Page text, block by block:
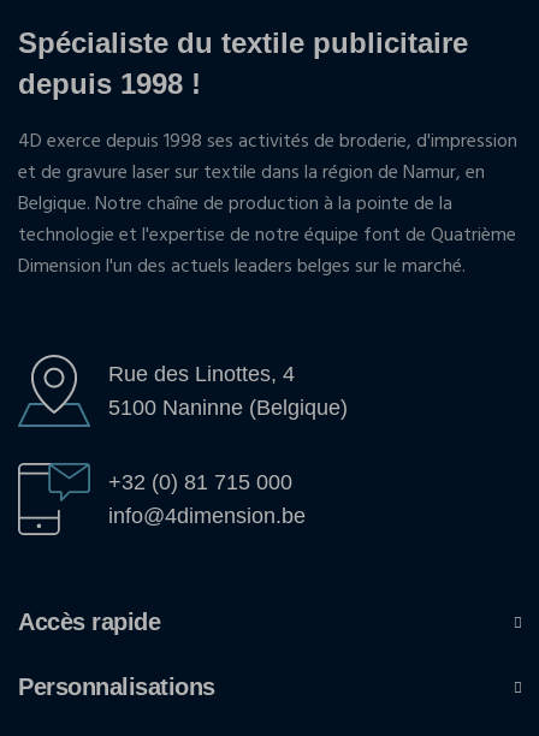
Spécialiste du textile publicitaire
depuis 1998 !
4D exerce depuis 1998 ses activités de broderie, d'impression
et de gravure laser sur textile dans la région de Namur, en
Belgique. Notre chaîne de production à la pointe de la
technologie et l'expertise de notre équipe font de Quatrième
Dimension l'un des actuels leaders belges sur le marché.
Rue des Linottes, 4
5100 Naninne (Belgique)
+32 (0) 81 715 000
info@4dimension.be
Accès rapide
Personnalisations